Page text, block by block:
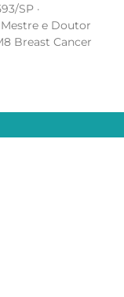
SP ·
e Doutor
Breast Cancer